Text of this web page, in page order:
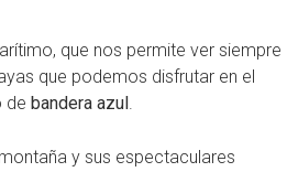
que nos permite ver siempre
que podemos disfrutar en el
de bandera azul.
y sus espectaculares